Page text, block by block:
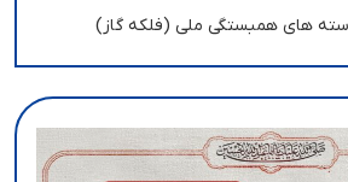
های همبستگی ملی (فلکه گاز)